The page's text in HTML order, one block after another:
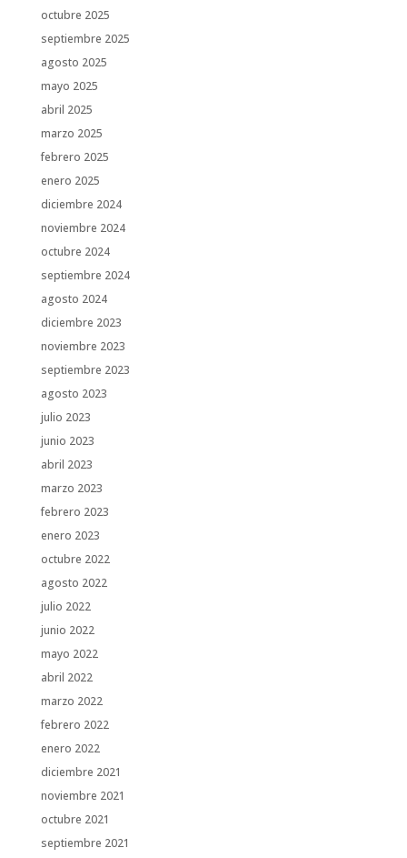
octubre 2025
septiembre 2025
agosto 2025
mayo 2025
abril 2025
marzo 2025
febrero 2025
enero 2025
diciembre 2024
noviembre 2024
octubre 2024
septiembre 2024
agosto 2024
diciembre 2023
noviembre 2023
septiembre 2023
agosto 2023
julio 2023
junio 2023
abril 2023
marzo 2023
febrero 2023
enero 2023
octubre 2022
agosto 2022
julio 2022
junio 2022
mayo 2022
abril 2022
marzo 2022
febrero 2022
enero 2022
diciembre 2021
noviembre 2021
octubre 2021
septiembre 2021